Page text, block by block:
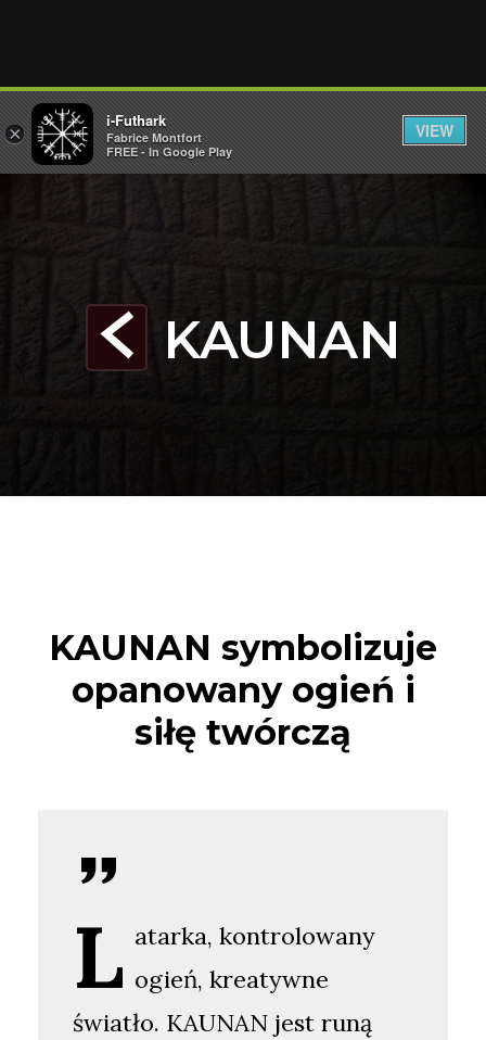
K KAUNAN
KAUNAN symbolizuje
opanowany ogień i
siłę twórczą
L atarka, kontrolowany
ogień, kreatywne
światło. KAUNAN jest runą
×
i-Futhark
Fabrice Montfort
FREE - In Google Play
VIEW